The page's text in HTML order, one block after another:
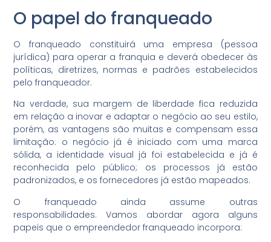
O papel do franqueado
O franqueado constituirá uma empresa (pessoa
jurídica) para operar a franquia e deverá obedecer às
políticas, diretrizes, normas e padrões estabelecidos
pelo franqueador.
Na verdade, sua margem de liberdade fica reduzida
em relação a inovar e adaptar o negócio ao seu estilo,
porém, as vantagens são muitas e compensam essa
limitação: o negócio já é iniciado com uma marca
sólida, a identidade visual já foi estabelecida e já é
reconhecida pelo público; os processos já estão
padronizados, e os fornecedores já estão mapeados.
O franqueado ainda assume outras
responsabilidades. Vamos abordar agora alguns
papeis que o empreendedor franqueado incorpora: